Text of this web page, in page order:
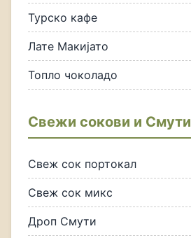
Турско кафе
Лате Макијато
Топло чоколадо
Свежи сокови и Смути
Свеж сок портокал
Свеж сок микс
Дроп Смути